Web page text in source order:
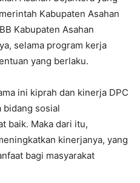
Kabupaten Asahan
Kabupaten Asahan
selama program kerja
yang berlaku.
ini kiprah dan kinerja DPC
bidang sosial
baik. Maka dari itu,
kinerjanya, yang
bagi masyarakat